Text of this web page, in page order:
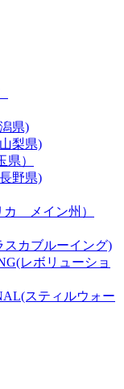
県)
梨県)
）
野県)
カ メイン州）
スカブルーイング)
レボリューショ
スティルウォー